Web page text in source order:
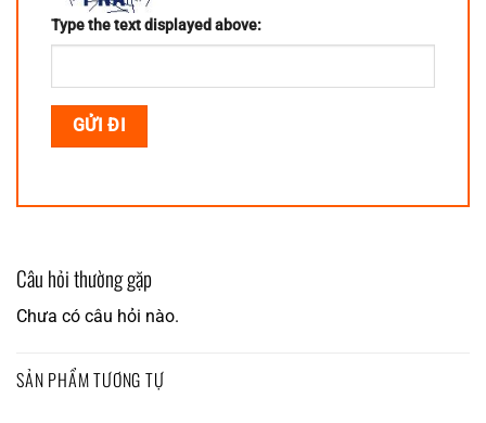
Type the text displayed above:
Câu hỏi thường gặp
Chưa có câu hỏi nào.
SẢN PHẨM TƯƠNG TỰ